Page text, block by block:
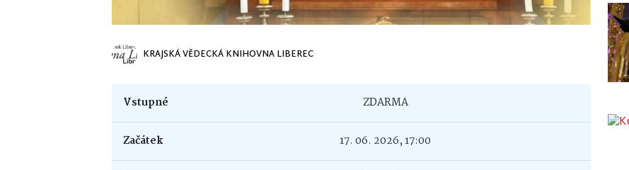
KRAJSKÁ VĚDECKÁ KNIHOVNA LIBEREC
Vstupné ZDARMA
Začátek 17. 06. 2026, 17:00